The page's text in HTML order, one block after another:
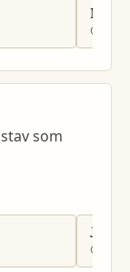
som
Joseph